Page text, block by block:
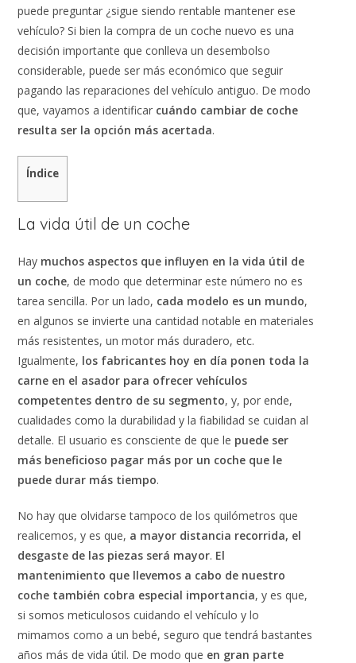
puede preguntar ¿sigue siendo rentable mantener ese
vehículo? Si bien la compra de un coche nuevo es una
decisión importante que conlleva un desembolso
considerable, puede ser más económico que seguir
pagando las reparaciones del vehículo antiguo. De modo
que, vayamos a identificar cuándo cambiar de coche
resulta ser la opción más acertada.
Índice
La vida útil de un coche
Hay muchos aspectos que influyen en la vida útil de
un coche, de modo que determinar este número no es
tarea sencilla. Por un lado, cada modelo es un mundo,
en algunos se invierte una cantidad notable en materiales
más resistentes, un motor más duradero, etc.
Igualmente, los fabricantes hoy en día ponen toda la
carne en el asador para ofrecer vehículos
competentes dentro de su segmento, y, por ende,
cualidades como la durabilidad y la fiabilidad se cuidan al
detalle. El usuario es consciente de que le puede ser
más beneficioso pagar más por un coche que le
puede durar más tiempo.
No hay que olvidarse tampoco de los quilómetros que
realicemos, y es que, a mayor distancia recorrida, el
desgaste de las piezas será mayor. El
mantenimiento que llevemos a cabo de nuestro
coche también cobra especial importancia, y es que,
si somos meticulosos cuidando el vehículo y lo
mimamos como a un bebé, seguro que tendrá bastantes
años más de vida útil. De modo que en gran parte